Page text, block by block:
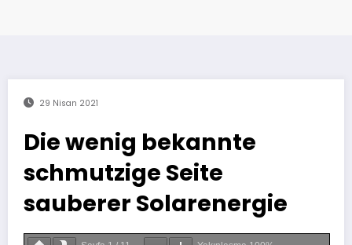
29 Nisan 2021
Die wenig bekannte
schmutzige Seite
sauberer Solarenergie